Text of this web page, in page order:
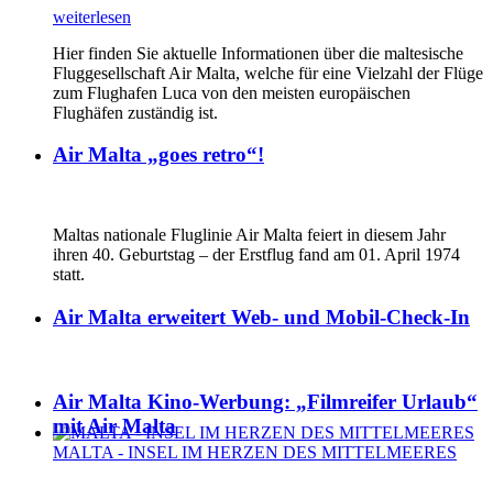
weiterlesen
MALTA - INSEL IM HERZEN DES MITTELMEERES
Hier finden Sie aktuelle Informationen über die maltesische
Fluggesellschaft Air Malta, welche für eine Vielzahl der Flüge
zum Flughafen Luca von den meisten europäischen
Flughäfen zuständig ist.
Air Malta „goes retro“!
Maltas nationale Fluglinie Air Malta feiert in diesem Jahr
ihren 40. Geburtstag – der Erstflug fand am 01. April 1974
statt.
Air Malta erweitert Web- und Mobil-Check-In
Air Malta Kino-Werbung: „Filmreifer Urlaub“
mit Air Malta